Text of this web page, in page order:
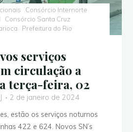
Consórcio Internorte
Consórcio Santa Cruz
Prefeitura do Rio
serviços
circulação a
terça-feira, 02
2 de janeiro de 2024
estão os serviços noturnos
422 e 624. Novos SN’s